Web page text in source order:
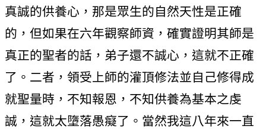
真誠的供養心，那是眾生的自然天性是正確
的，但如果在六年觀察師資，確實證明其師是
真正的聖者的話，弟子還不誠心，這就不正確
了。二者，領受上師的灌頂修法並自己修得成
就聖量時，不知報恩，不知供養為基本之虔
誠，這就太墮落愚癡了。當然我這八年來一直